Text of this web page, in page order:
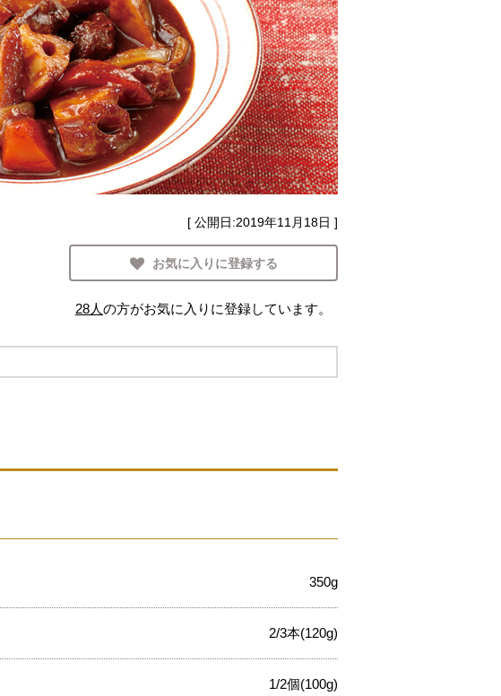
[ 公開日:2019年11月18日 ]
お気に入りに登録する
28人の方がお気に入りに登録しています。
350g
2/3本(120g)
1/2個(100g)